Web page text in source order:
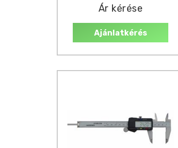
Ár kérése
Ajánlatkérés